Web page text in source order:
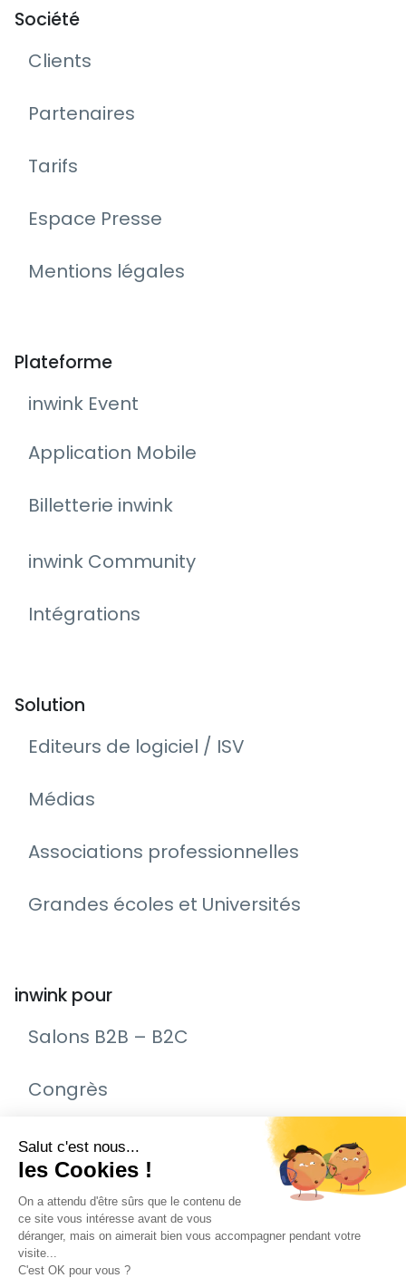
Société
Clients
Partenaires
Tarifs
Espace Presse
Mentions légales
Plateforme
inwink Event
Application Mobile
Billetterie inwink
inwink Community
Intégrations
Solution
Editeurs de logiciel / ISV
Médias
Associations professionnelles
Grandes écoles et Universités
inwink pour
Salons B2B – B2C
Congrès
Remise de prix – Awards
Journée Portes Ouvertes (JPO)